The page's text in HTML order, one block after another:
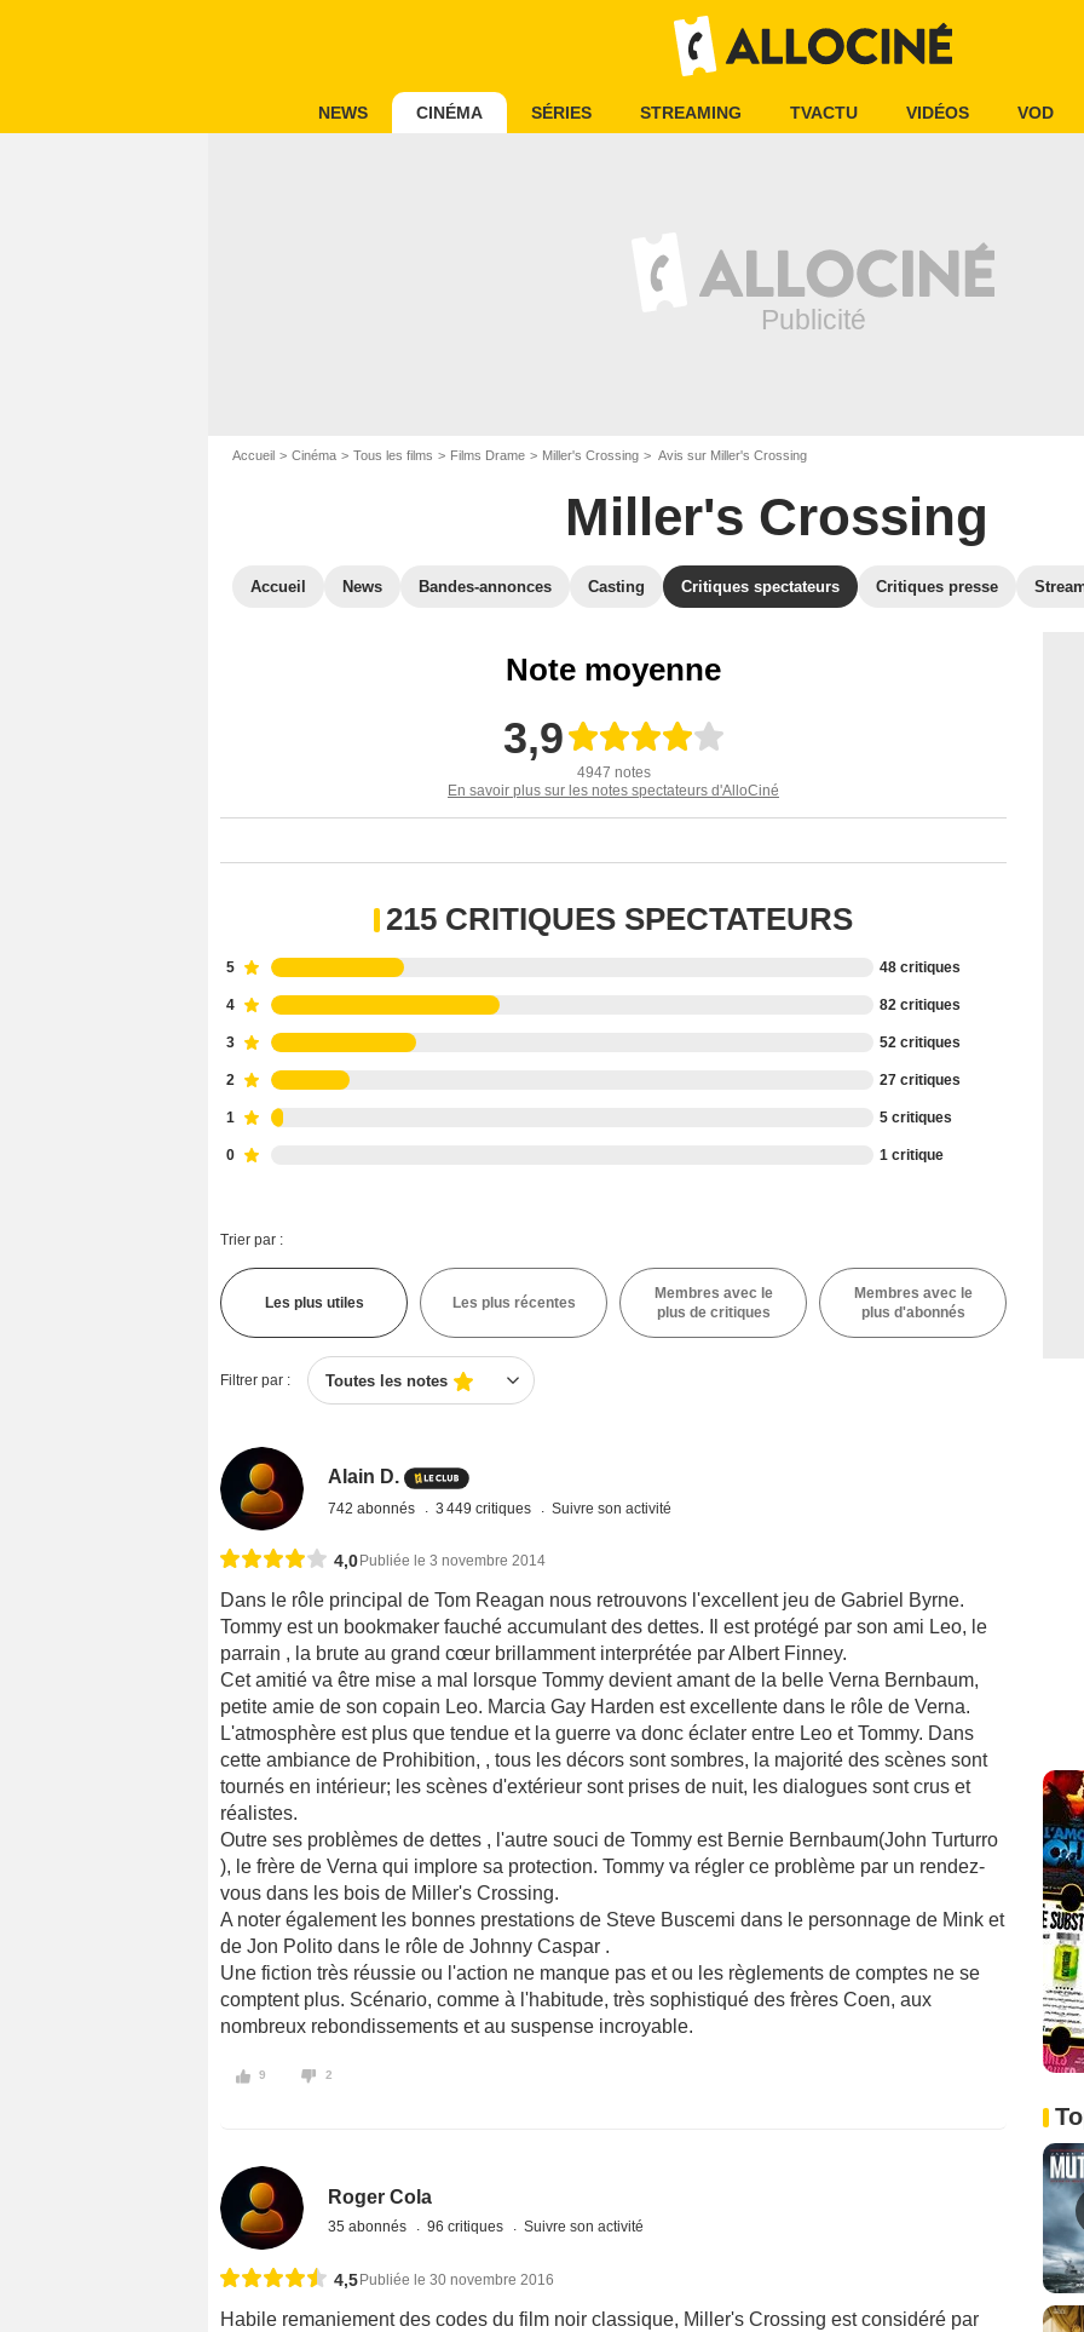
NEWS CINÉMA SÉRIES STREAMING TVACTU VIDÉOS VOD
Accueil Cinéma Tous les films Films Drame Miller's Crossing Avis sur Miller's Crossing
Miller's Crossing
Accueil News Bandes-annonces Casting Critiques spectateurs Critiques presse
Note moyenne
3,9
4947 notes
En savoir plus sur les notes spectateurs d'AlloCiné
215 CRITIQUES SPECTATEURS
5 48 critiques
4 82 critiques
3 52 critiques
2 27 critiques
1 5 critiques
0 1 critique
Trier par :
Les plus utiles Les plus récentes
Membres avec le
plus de critiques
Membres avec le
plus d'abonnés
Filtrer par : Toutes les notes
Alain D.
742 abonnés 3 449 critiques Suivre son activité
4,0 Publiée le 3 novembre 2014
Dans le rôle principal de Tom Reagan nous retrouvons l'excellent jeu de Gabriel Byrne.
Tommy est un bookmaker fauché accumulant des dettes. Il est protégé par son ami Leo, le
parrain , la brute au grand cœur brillamment interprétée par Albert Finney.
Cet amitié va être mise a mal lorsque Tommy devient amant de la belle Verna Bernbaum,
petite amie de son copain Leo. Marcia Gay Harden est excellente dans le rôle de Verna.
L'atmosphère est plus que tendue et la guerre va donc éclater entre Leo et Tommy. Dans
cette ambiance de Prohibition, , tous les décors sont sombres, la majorité des scènes sont
tournés en intérieur; les scènes d'extérieur sont prises de nuit, les dialogues sont crus et
réalistes.
Outre ses problèmes de dettes , l'autre souci de Tommy est Bernie Bernbaum(John Turturro
), le frère de Verna qui implore sa protection. Tommy va régler ce problème par un rendez-
vous dans les bois de Miller's Crossing.
A noter également les bonnes prestations de Steve Buscemi dans le personnage de Mink et
de Jon Polito dans le rôle de Johnny Caspar .
Une fiction très réussie ou l'action ne manque pas et ou les règlements de comptes ne se
comptent plus. Scénario, comme à l'habitude, très sophistiqué des frères Coen, aux
nombreux rebondissements et au suspense incroyable.
9 2
Roger Cola
35 abonnés 96 critiques Suivre son activité
4,5Publiée le 30 novembre 2016
Habile remaniement des codes du film noir classique, Miller's Crossing est considéré par